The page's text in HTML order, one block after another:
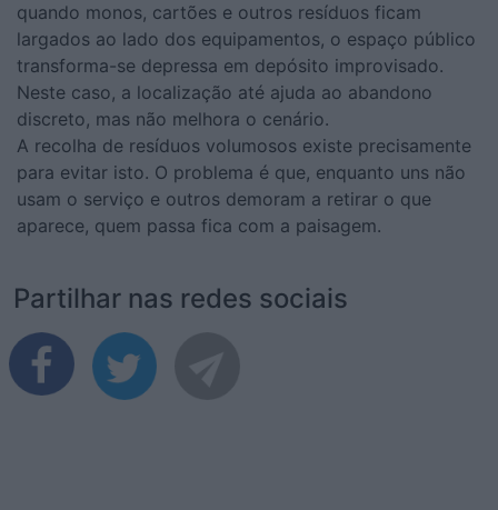
quando monos, cartões e outros resíduos ficam
largados ao lado dos equipamentos, o espaço público
transforma-se depressa em depósito improvisado.
Neste caso, a localização até ajuda ao abandono
discreto, mas não melhora o cenário.
A recolha de resíduos volumosos existe precisamente
para evitar isto. O problema é que, enquanto uns não
usam o serviço e outros demoram a retirar o que
aparece, quem passa fica com a paisagem.
Partilhar nas redes sociais